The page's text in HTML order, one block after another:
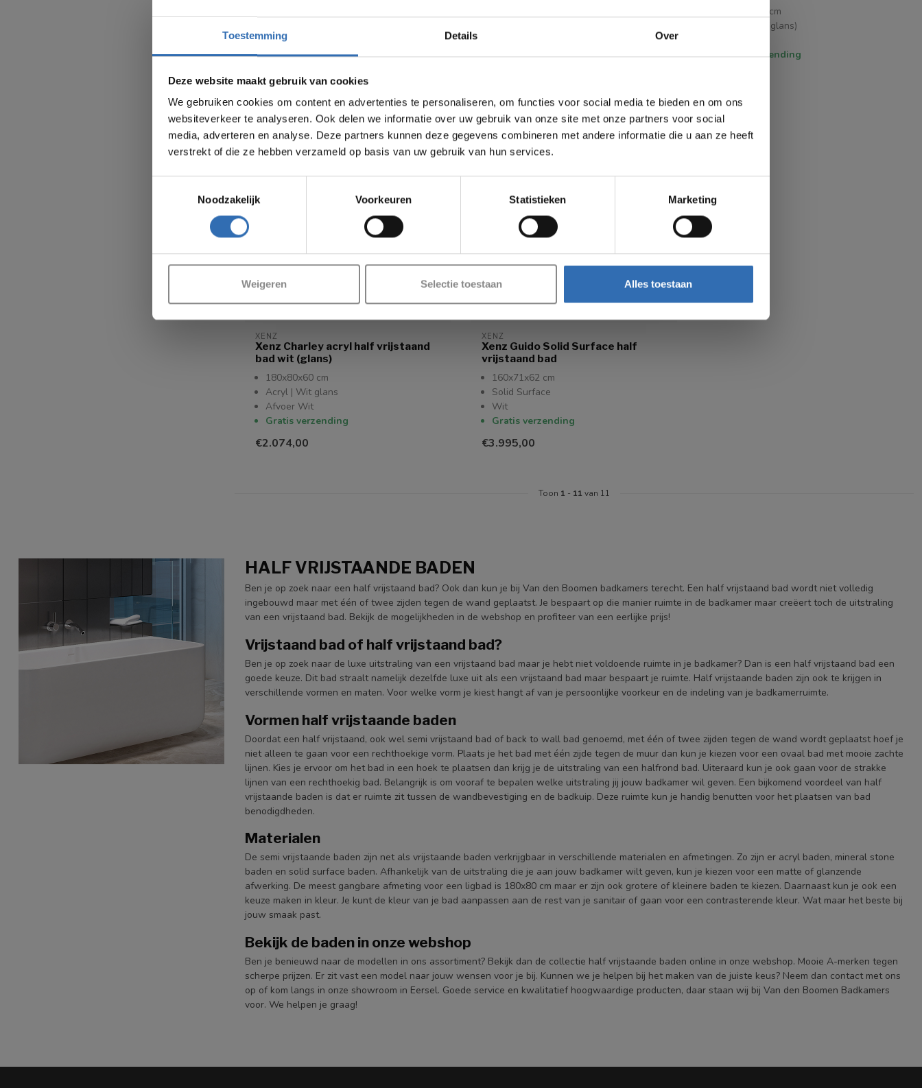
Toestemming Details Over
Deze website maakt gebruik van cookies
We gebruiken cookies om content en advertenties te personaliseren, om functies voor social media te bieden en om ons
websiteverkeer te analyseren. Ook delen we informatie over uw gebruik van onze site met onze partners voor social
media, adverteren en analyse. Deze partners kunnen deze gegevens combineren met andere informatie die u aan ze heeft
verstrekt of die ze hebben verzameld op basis van uw gebruik van hun services.
Noodzakelijk
Voorkeuren Statistieken Marketing
Weigeren Selectie toestaan Alles toestaan
Wit
Gratis verzending
€2.359,00
Gratis verzending
165x75x58 cm
Acryl | Wit (glans)
Gratis verzending
XENZ
Xenz Charley acryl half vrijstaand
bad wit (glans)
180x80x60 cm
Acryl | Wit glans
Afvoer Wit
Gratis verzending
€2.074,00
XENZ
Xenz Guido Solid Surface half
vrijstaand bad
160x71x62 cm
Solid Surface
Wit
Gratis verzending
€3.995,00
Toon 1 - 11van 11
HALF VRIJSTAANDE BADEN
Ben je op zoek naar een half vrijstaand bad? Ook dan kun je bij Van den Boomen badkamers terecht. Een half vrijstaand bad wordt niet volledig
ingebouwd maar met één of twee zijden tegen de wand geplaatst. Je bespaart op die manier ruimte in de badkamer maar creëert toch de uitstraling
van een vrijstaand bad. Bekijk de mogelijkheden in de webshop en profiteer van een eerlijke prijs!
Vrijstaand bad of half vrijstaand bad?
Ben je op zoek naar de luxe uitstraling van een vrijstaand bad maar je hebt niet voldoende ruimte in je badkamer? Dan is een half vrijstaand bad een
goede keuze. Dit bad straalt namelijk dezelfde luxe uit als een vrijstaand bad maar bespaart je ruimte. Half vrijstaande baden zijn ook te krijgen in
verschillende vormen en maten. Voor welke vorm je kiest hangt af van je persoonlijke voorkeur en de indeling van je badkamerruimte.
Vormen half vrijstaande baden
Doordat een half vrijstaand, ook wel semi vrijstaand bad of back to wall bad genoemd, met één of twee zijden tegen de wand wordt geplaatst hoef je
niet alleen te gaan voor een rechthoekige vorm. Plaats je het bad met één zijde tegen de muur dan kun je kiezen voor een ovaal bad met mooie zachte
lijnen. Kies je ervoor om het bad in een hoek te plaatsen dan krijg je de uitstraling van een halfrond bad. Uiteraard kun je ook gaan voor de strakke
lijnen van een rechthoekig bad. Belangrijk is om vooraf te bepalen welke uitstraling jij jouw badkamer wil geven. Een bijkomend voordeel van half
vrijstaande baden is dat er ruimte zit tussen de wandbevestiging en de badkuip. Deze ruimte kun je handig benutten voor het plaatsen van bad
benodigdheden.
Materialen
De semi vrijstaande baden zijn net als vrijstaande baden verkrijgbaar in verschillende materialen en afmetingen. Zo zijn er acryl baden, mineral stone
baden en solid surface baden. Afhankelijk van de uitstraling die je aan jouw badkamer wilt geven, kun je kiezen voor een matte of glanzende
afwerking. De meest gangbare afmeting voor een ligbad is 180x80 cm maar er zijn ook grotere of kleinere baden te kiezen. Daarnaast kun je ook een
keuze maken in kleur. Je kunt de kleur van je bad aanpassen aan de rest van je sanitair of gaan voor een contrasterende kleur. Wat maar het beste bij
jouw smaak past.
Bekijk de baden in onze webshop
Ben je benieuwd naar de modellen in ons assortiment? Bekijk dan de collectie half vrijstaande baden online in onze webshop. Mooie A-merken tegen
scherpe prijzen. Er zit vast een model naar jouw wensen voor je bij. Kunnen we je helpen bij het maken van de juiste keus? Neem dan contact met ons
op of kom langs in onze showroom in Eersel. Goede service en kwalitatief hoogwaardige producten, daar staan wij bij Van den Boomen Badkamers
voor. We helpen je graag!
VAKANTIESLUITING!
17 AUGUSTUS
kun je weer bestellingen plaatsen in onze webshop. Bedankt